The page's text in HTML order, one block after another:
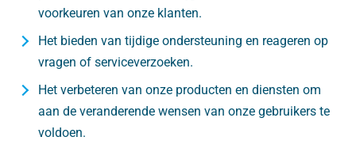
voorkeuren van onze klanten.
Het bieden van tijdige ondersteuning en reageren op
vragen of serviceverzoeken.
Het verbeteren van onze producten en diensten om
aan de veranderende wensen van onze gebruikers te
voldoen.